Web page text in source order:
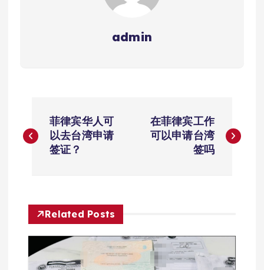
admin
章
航
菲律宾华人可
以去台湾申请
签证？
在菲律宾工作
可以申请台湾
签吗
Related Posts